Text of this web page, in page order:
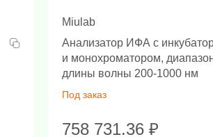
Miulab
Анализатор ИФА с
и монохроматором,
длины волны 200-1000 нм
Под заказ
758 731.36 ₽